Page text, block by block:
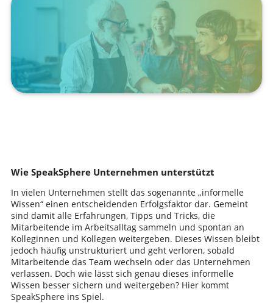
Wie SpeakSphere Unternehmen unterstützt
In vielen Unternehmen stellt das sogenannte „informelle
Wissen“ einen entscheidenden Erfolgsfaktor dar. Gemeint
sind damit alle Erfahrungen, Tipps und Tricks, die
Mitarbeitende im Arbeitsalltag sammeln und spontan an
Kolleginnen und Kollegen weitergeben. Dieses Wissen bleibt
jedoch häufig unstrukturiert und geht verloren, sobald
Mitarbeitende das Team wechseln oder das Unternehmen
verlassen. Doch wie lässt sich genau dieses informelle
Wissen besser sichern und weitergeben? Hier kommt
SpeakSphere ins Spiel.